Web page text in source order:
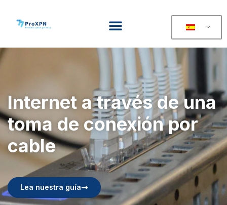
Internet a través de una
toma de conexión por
cable
Lea nuestra guía